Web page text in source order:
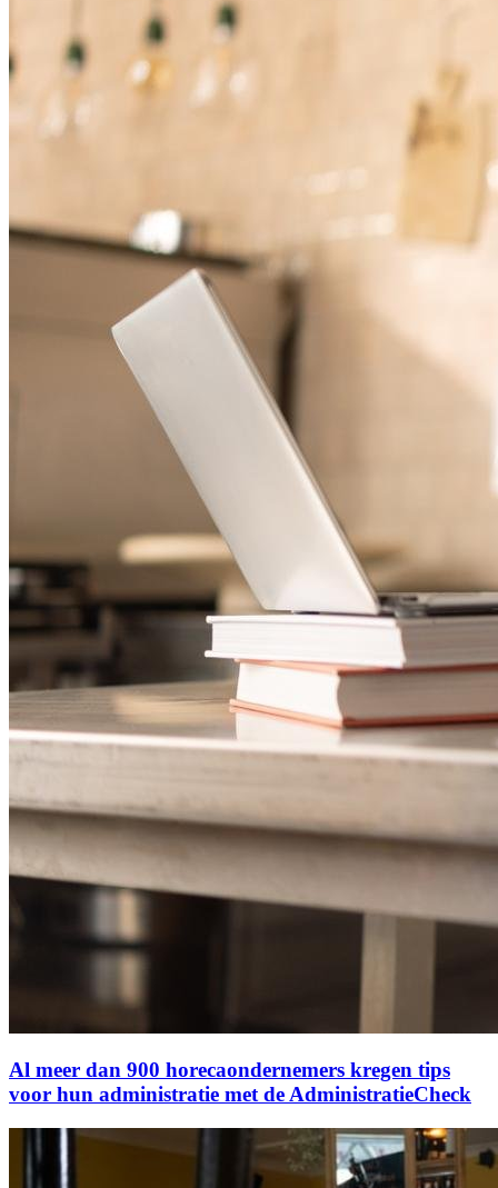
Al meer dan 900 horecaondernemers kregen tips
voor hun administratie met de AdministratieCheck